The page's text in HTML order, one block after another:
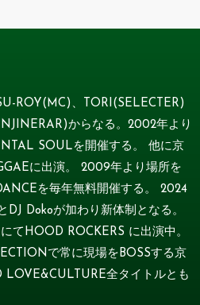
ROY(MC)、TORI(SELECTER)
からなる。2002年より
SOULを開催する。 他に京
に出演。 2009年より場所を
を毎年無料開催する。 2024
Dokoが加わり新体制となる。
てHOOD ROCKERS に出演中。
で常に現場をBOSSする京
LOVE&CULTURE全タイトルとも